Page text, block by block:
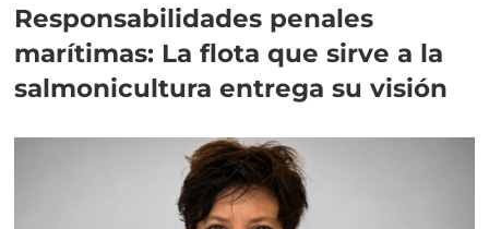
Responsabilidades penales
marítimas: La flota que sirve a la
salmonicultura entrega su visión